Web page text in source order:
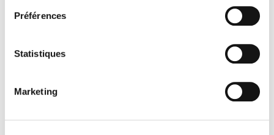
Préférences
Statistiques
Marketing
Les suppléments de whey protéine et d'acides aminés sont la clé